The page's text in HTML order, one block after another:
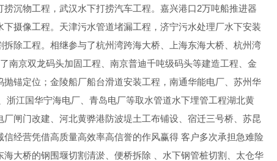
沉物工程，武汉水下打捞汽车工程。嘉兴港口2万吨船推进器
摄像工程。天津污水管道堵漏工程，济宁污水处理厂水下安装
除工程。相继参与了杭州湾跨海大桥、上海东海大桥、杭州湾
南京双龙码头加固工程、南京普迪千吨级码头等建造工程、金
锚定位；金陵船厂船台滑道安装工程，南通华能电厂、苏州华
江国华宁海电厂、青岛电厂等取水管道水下埋管工程湖北黄
闸门改建、河北黄骅港防波堤土工布铺设、宿迁三号桥、苏昆
经营凭借高质量高效率高信誉的作风赢得 客户多次承担急难险
大桥的钢围堰切割清淤、便桥拆除 、水下钢管桩切割、太仓华